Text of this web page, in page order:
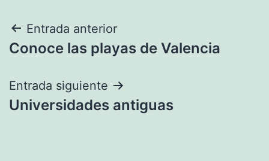
Navegación
de
entradas
Entrada anterior
Conoce las playas de Valencia
Entrada siguiente
Universidades antiguas